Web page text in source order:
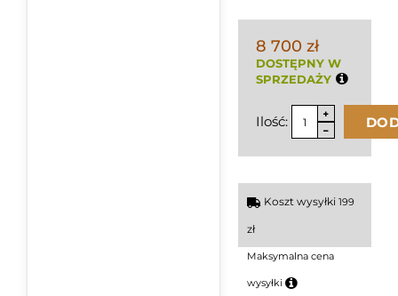
8 700 zł
DOSTĘPNY W
SPRZEDAŻY
Ilość:
Koszt wysyłki 199
zł
Maksymalna cena
wysyłki